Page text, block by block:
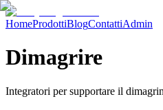
HomeProdottiBlogContattiAdmin
Dimagrire
Integratori per supportare il